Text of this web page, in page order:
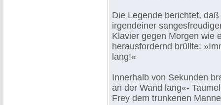
Die Legende berichtet,
irgendeiner
Klavier gegen Morgen wie
herausfordernd brüllte:
lang!«
Innerhalb von Sekunden
an der Wand lang«-
Frey dem trunkenen